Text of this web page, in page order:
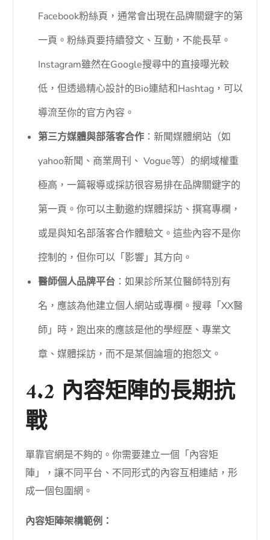
Facebook粉絲頁，通常會出現在品牌關鍵字的第
一頁。粉絲頁要持續發文、互動，不能長草。
Instagram雖然在Google搜尋中的直接曝光較
低，但透過精心設計的Bio連結和Hashtag，可以
導流至你的官方內容。
第三方媒體與部落客合作 ：新聞媒體網站（如
yahoo新聞、商業周刊、 Vogue等）的網域權重
極高，一篇報導或採訪很容易排在品牌關鍵字的
第一頁。你可以主動邀約媒體採訪、撰寫專欄，
或是與知名部落客合作體驗文。這些內容不是你
控制的，但你可以「影響」其方向。
醫師個人品牌平台 ：如果診所某位醫師特別有
名，應該為他建立個人網站或專欄。搜尋「XX醫
師」時，跑出來的應該是他的學經歷、專業文
章、媒體採訪，而不是某個論壇的抱怨文。
4.2 內容矩陣的長期抗
戰
單靠官網是不夠的。你需要建立一個「內容矩
陣」，讓不同平台、不同形式的內容互相連結，形
成一個包圍網。
內容矩陣架構範例：